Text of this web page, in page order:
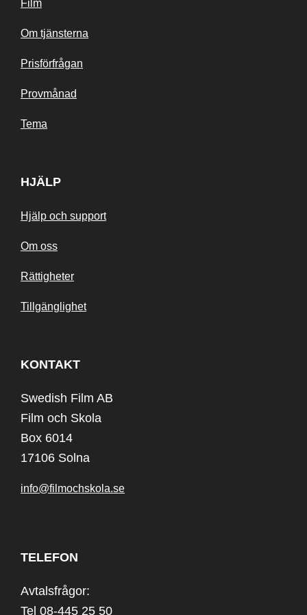
Film
Om tjänsterna
Prisförfrågan
Provmånad
Tema
HJÄLP
Hjälp och support
Om oss
Rättigheter
Tillgänglighet
KONTAKT
Swedish Film AB
Film och Skola
Box 6014
17106 Solna
info@filmochskola.se
TELEFON
Avtalsfrågor:
Tel 08-445 25 50